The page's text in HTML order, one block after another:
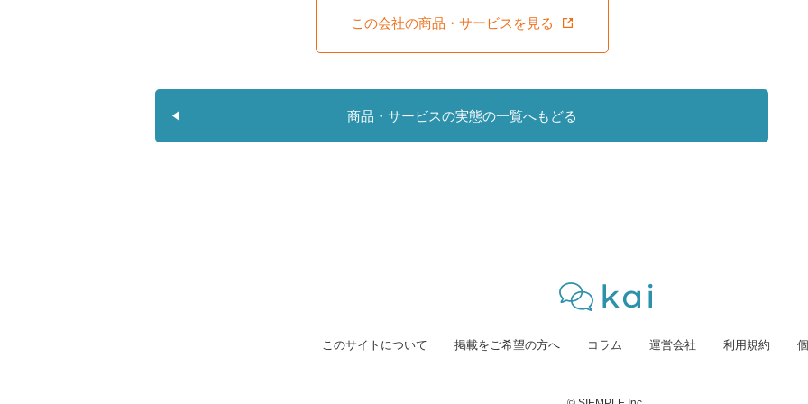
この会社の商品・サービスを見る
商品・サービスの実態の一覧へもどる
このサイトについて 掲載をご希望の方へ コラム 運営会社 利用規約